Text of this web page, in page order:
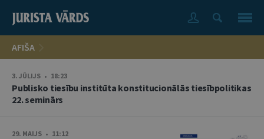
AFIŠA
3. JŪLIJS • 18:23
Publisko tiesību institūta konstitucionālās tiesībpolitikas
22. seminārs
29. MAIJS • 11:12